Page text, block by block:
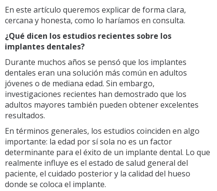
En este artículo queremos explicar de forma clara,
cercana y honesta, como lo haríamos en consulta.
¿Qué dicen los estudios recientes sobre los
implantes dentales?
Durante muchos años se pensó que los implantes
dentales eran una solución más común en adultos
jóvenes o de mediana edad. Sin embargo,
investigaciones recientes han demostrado que los
adultos mayores también pueden obtener excelentes
resultados.
En términos generales, los estudios coinciden en algo
importante: la edad por sí sola no es un factor
determinante para el éxito de un implante dental. Lo que
realmente influye es el estado de salud general del
paciente, el cuidado posterior y la calidad del hueso
donde se coloca el implante.